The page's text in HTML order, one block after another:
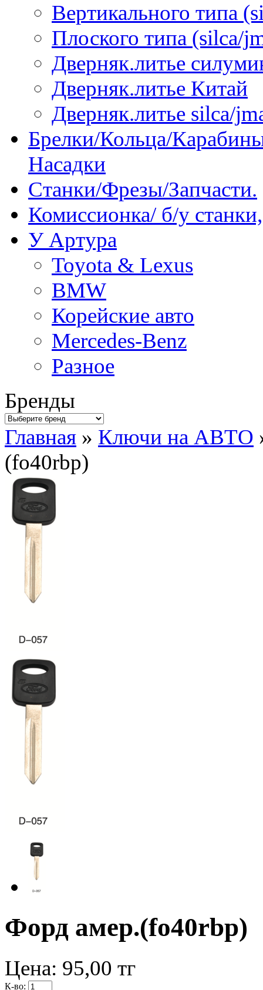
Вертикального типа
Плоского типа (silca/
Дверняк.литье
Дверняк.литье Китай
Дверняк.литье silca/
Брелки/Кольца/
Насадки
Станки/Фрезы/Запчасти.
Комиссионка/ б/у
У Артура
Toyota & Lexus
BMW
Корейские авто
Mercedes-Benz
Разное
Бренды
Главная » Ключи на АВТО
(fo40rbp)
Форд амер.(fo40rbp)
Цена: 95,00 тг
К-во: